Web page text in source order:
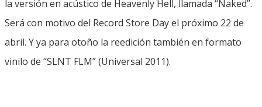
la versión en acústico de Heavenly Hell, llamada “Naked”.
Será con motivo del Record Store Day el próximo 22 de
abril. Y ya para otoño la reedición también en formato
vinilo de “SLNT FLM” (Universal 2011).